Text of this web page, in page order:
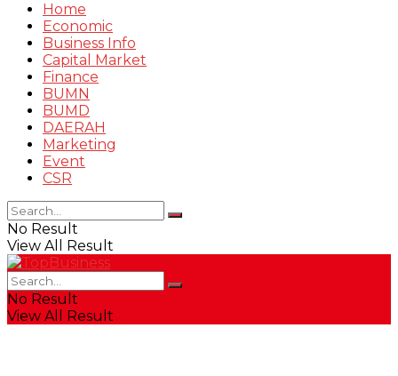
Home
Economic
Business Info
Capital Market
Finance
BUMN
BUMD
DAERAH
Marketing
Event
CSR
No Result
View All Result
No Result
View All Result